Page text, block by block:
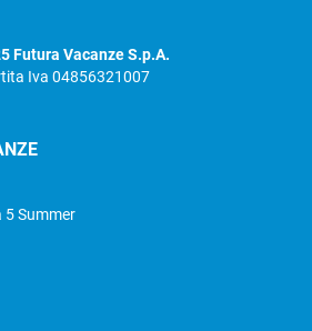
Futura Vacanze S.p.A.
Iva 04856321007
5 Summer